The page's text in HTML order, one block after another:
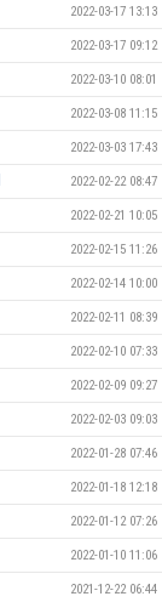
2022-03-17 13:13
2022-03-17 09:12
2022-03-10 08:01
2022-03-08 11:15
2022-03-03 17:43
2022-02-22 08:47
2022-02-21 10:05
2022-02-15 11:26
2022-02-14 10:00
2022-02-11 08:39
2022-02-10 07:33
2022-02-09 09:27
2022-02-03 09:03
2022-01-28 07:46
2022-01-18 12:18
2022-01-12 07:26
2022-01-10 11:06
2021-12-22 06:44